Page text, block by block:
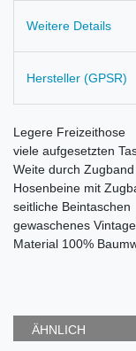
Weitere Details
Hersteller (GPSR)
Legere Freizeithose
viele aufgesetzten
Weite durch
Hosenbeine mit
seitliche Beintaschen
gewaschenes
Material 100%
ÄHNLICH